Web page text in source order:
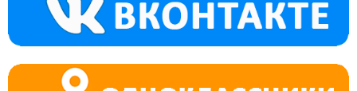
ss
ni
ki
p